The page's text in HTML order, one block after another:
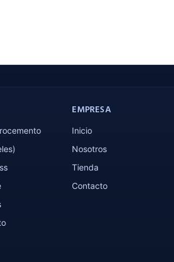
EMPRESA
Inicio
Nosotros
Tienda
Contacto